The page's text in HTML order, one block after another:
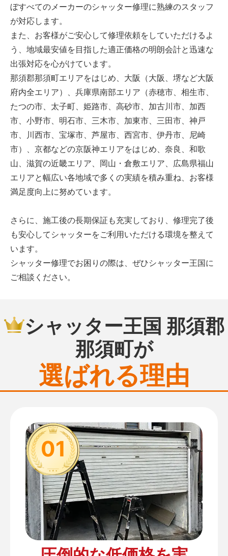
ぼすべてのメーカーのシャッター修理に熟練のスタッフ
が対応します。
また、お客様がご安心して修理依頼をしていただけるよ
う、地域最安値を目指した適正価格の明朗会計と迅速な
出張対応を心がけています。
那須郡那須町エリアをはじめ、大阪（大阪、堺など大阪
府内全エリア）、兵庫県南部エリア（赤穂市、相生市、
たつの市、太子町、姫路市、高砂市、加古川市、加西
市、小野市、明石市、三木市、加東市、三田市、神戸
市、川西市、宝塚市、芦屋市、西宮市、伊丹市、尼崎
市）、京都などの京阪神エリアをはじめ、奈良、和歌
山、滋賀の近畿エリア、岡山・倉敷エリア、広島県福山
エリアと幅広い各地域で多くの実績を積み重ね、お客様
満足度向上に努めています。
さらに、施工後の長期保証も充実しており、修理完了後
も安心してシャッターをご利用いただける環境を整えて
います。
シャッター修理でお困りの際は、ぜひシャッター王国に
ご相談ください。
シャッター王国 那須郡
那須町が
選ばれる理由
01